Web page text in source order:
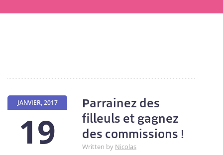
JANVIER, 2017
19
Parrainez des
filleuls et gagnez
des commissions !
Written by Nicolas